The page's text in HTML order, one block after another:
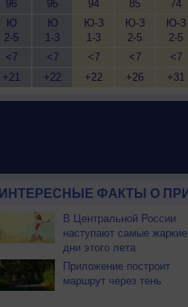
96
Ю
2-5
<7
+21
95
Ю
1-3
<7
+22
94
Ю-З
1-3
<7
+22
85
Ю-З
2-5
<7
+26
74
Ю-З
2-5
<7
+31
ИНТЕРЕСНЫЕ ФАКТЫ О
В Центральной России
наступают самые жаркие
дни этого лета
Приложение построит
маршрут через тень